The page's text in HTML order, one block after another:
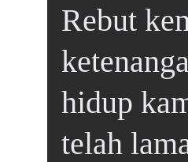
Rebut
hidup
telah